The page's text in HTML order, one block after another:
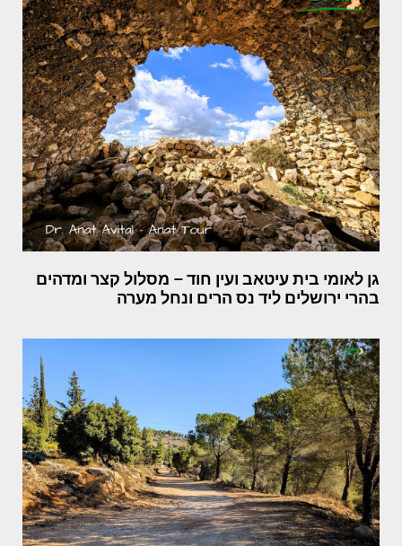
גן לאומי בית עיטאב ועין חוד – מסלול קצר ומדהים
בהרי ירושלים ליד נס הרים ונחל מערה